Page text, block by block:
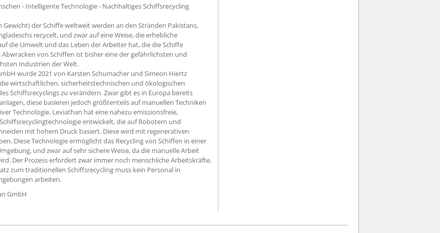
- Intelligente Technologie - Nachhaltiges Schiffsrecycling
Gewicht) der Schiffe weltweit werden an den Stränden Pakistans,
recycelt, und zwar auf eine Weise, die erhebliche
die Umwelt und das Leben der Arbeiter hat, die die Schiffe
Abwracken von Schiffen ist bisher eine der gefährlichsten und
Industrien der Welt.
wurde 2021 von Karsten Schumacher und Simeon Hiertz
wirtschaftlichen, sicherheitstechnischen und ökologischen
Schiffsrecyclings zu verändern. Zwar gibt es in Europa bereits
diese basieren jedoch größtenteils auf manuellen Techniken
Technologie. Leviathan hat eine nahezu emissionsfreie,
entwickelt, die auf Robotern und
mit hohem Druck basiert. Diese wird mit regenerativen
Diese Technologie ermöglicht das Recycling von Schiffen in einer
und zwar auf sehr sichere Weise, da die manuelle Arbeit
Der Prozess erfordert zwar immer noch menschliche Arbeitskräfte,
zum traditionellen Schiffsrecycling muss kein Personal in
arbeiten.
GmbH